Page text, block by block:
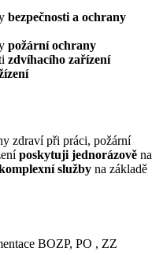
bezpečnosti a ochrany
požární ochrany
zdvíhacího zařízení
zdraví při práci, požární
poskytuji jednorázově na
služby na základě
BOZP, PO , ZZ